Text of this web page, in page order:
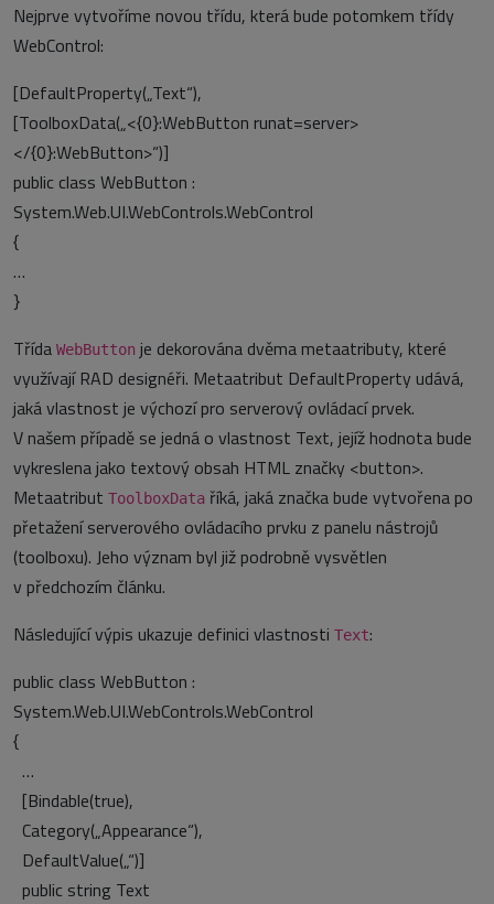
Nejprve vytvoříme novou třídu, která bude potomkem třídy
WebControl:
[DefaultProperty(„Text“),
[ToolboxData(„<{0}:WebButton runat=server>
</{0}:WebButton>“)]
public class WebButton :
System.Web.UI.WebControls.WebControl
{
…
}
Třída WebButton je dekorována dvěma metaatributy, které
využívají RAD designéři. Metaatribut DefaultProperty udává,
jaká vlastnost je výchozí pro serverový ovládací prvek.
V našem případě se jedná o vlastnost Text, jejíž hodnota bude
vykreslena jako textový obsah HTML značky <button>.
Metaatribut ToolboxData říká, jaká značka bude vytvořena po
přetažení serverového ovládacího prvku z panelu nástrojů
(toolboxu). Jeho význam byl již podrobně vysvětlen
v předchozím článku.
Následující výpis ukazuje definici vlastnosti Text:
public class WebButton :
System.Web.UI.WebControls.WebControl
{
…
[Bindable(true),
Category(„Appearance“),
DefaultValue(„“)]
public string Text